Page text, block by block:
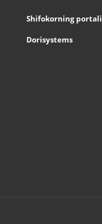
Shifokorning portali
Dorisystems